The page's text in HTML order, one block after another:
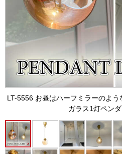
LT-5556 お昼はハーフミラーのよ
ガラス1灯ペン